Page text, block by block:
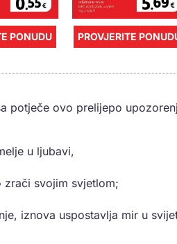
PONUDU PROVJERITE
potječe ovo prelijepo
u ljubavi,
zrači svojim svjetlom;
iznova uspostavlja mir u